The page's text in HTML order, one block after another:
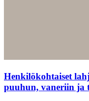
Henkilökohtaiset
puuhun, vaneriin ja